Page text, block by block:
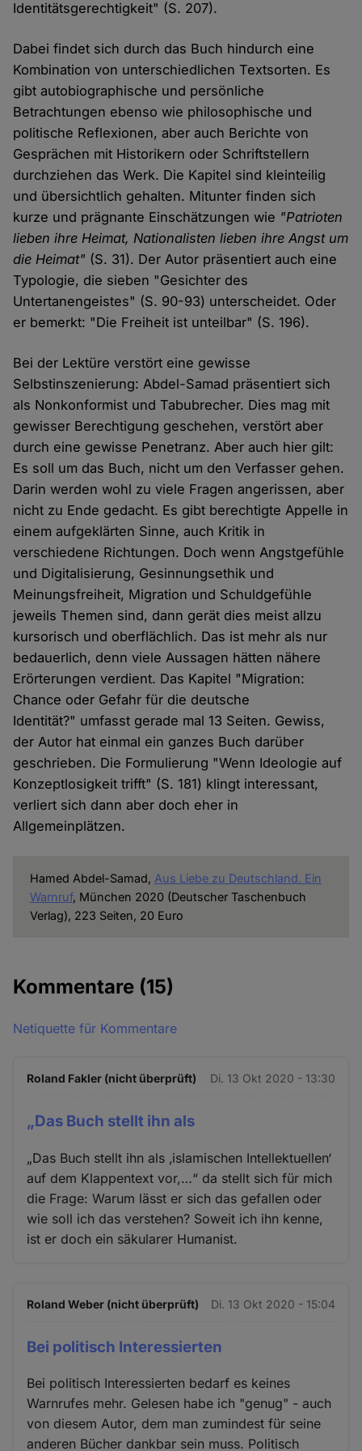
Identitätsgerechtigkeit" (S. 207).
Dabei findet sich durch das Buch hindurch eine
Kombination von unterschiedlichen Textsorten. Es
gibt autobiographische und persönliche
Betrachtungen ebenso wie philosophische und
politische Reflexionen, aber auch Berichte von
Gesprächen mit Historikern oder Schriftstellern
durchziehen das Werk. Die Kapitel sind kleinteilig
und übersichtlich gehalten. Mitunter finden sich
kurze und prägnante Einschätzungen wie "Patrioten
lieben ihre Heimat, Nationalisten lieben ihre Angst um
die Heimat" (S. 31). Der Autor präsentiert auch eine
Typologie, die sieben "Gesichter des
Untertanengeistes" (S. 90-93) unterscheidet. Oder
er bemerkt: "Die Freiheit ist unteilbar" (S. 196).
Bei der Lektüre verstört eine gewisse
Selbstinszenierung: Abdel-Samad präsentiert sich
als Nonkonformist und Tabubrecher. Dies mag mit
gewisser Berechtigung geschehen, verstört aber
durch eine gewisse Penetranz. Aber auch hier gilt:
Es soll um das Buch, nicht um den Verfasser gehen.
Darin werden wohl zu viele Fragen angerissen, aber
nicht zu Ende gedacht. Es gibt berechtigte Appelle in
einem aufgeklärten Sinne, auch Kritik in
verschiedene Richtungen. Doch wenn Angstgefühle
und Digitalisierung, Gesinnungsethik und
Meinungsfreiheit, Migration und Schuldgefühle
jeweils Themen sind, dann gerät dies meist allzu
kursorisch und oberflächlich. Das ist mehr als nur
bedauerlich, denn viele Aussagen hätten nähere
Erörterungen verdient. Das Kapitel "Migration:
Chance oder Gefahr für die deutsche
Identität?" umfasst gerade mal 13 Seiten. Gewiss,
der Autor hat einmal ein ganzes Buch darüber
geschrieben. Die Formulierung "Wenn Ideologie auf
Konzeptlosigkeit trifft" (S. 181) klingt interessant,
verliert sich dann aber doch eher in
Allgemeinplätzen.
Hamed Abdel-Samad, Aus Liebe zu Deutschland. Ein
Warnruf, München 2020 (Deutscher Taschenbuch
Verlag), 223 Seiten, 20 Euro
Kommentare (15)
Netiquette für Kommentare
Roland Fakler (nicht überprüft) Di. 13 Okt 2020 - 13:30
„Das Buch stellt ihn als
„Das Buch stellt ihn als ‚islamischen Intellektuellen‘
auf dem Klappentext vor,…“ da stellt sich für mich
die Frage: Warum lässt er sich das gefallen oder
wie soll ich das verstehen? Soweit ich ihn kenne,
ist er doch ein säkularer Humanist.
Roland Weber (nicht überprüft) Di. 13 Okt 2020 - 15:04
Bei politisch Interessierten
Bei politisch Interessierten bedarf es keines
Warnrufes mehr. Gelesen habe ich "genug" - auch
von diesem Autor, dem man zumindest für seine
anderen Bücher dankbar sein muss. Politisch